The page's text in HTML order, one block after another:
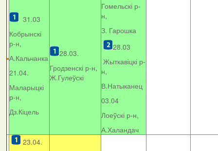
31.03
Кобрынскі
р-н,
А.Кальчанка
21.04.
Маларыцкі
р-н,
Дз.Кіцель
28.03.
Гродзенскі р-н,
Ж.Гулеўскі
Гомельскі р-
н,
З. Гарошка
28.03
Жыткавіцкі р-
н,
В.Натыканец
03.04
Лоеўскі р-н,
А.Халандач
23.04.